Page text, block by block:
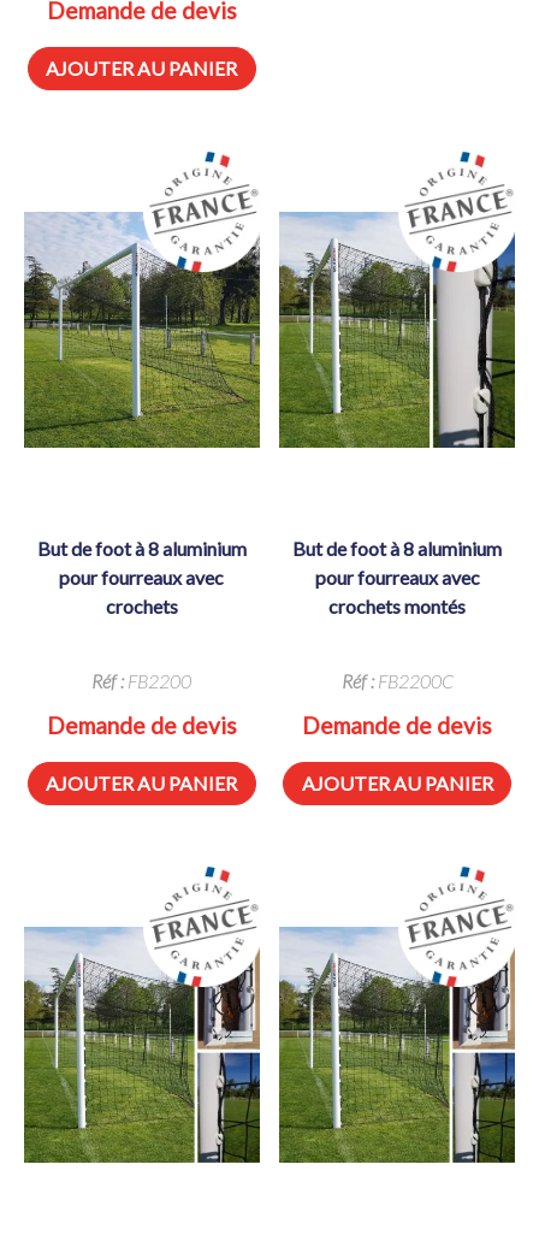
Demande de devis
AJOUTER AU PANIER
but de foot à 8 aluminium
pour fourreaux avec
crochets
Réf :FB2200
Demande de devis
AJOUTER AU PANIER
but de foot à 8 aluminium
pour fourreaux avec
crochets montés
Réf :FB2200C
Demande de devis
AJOUTER AU PANIER